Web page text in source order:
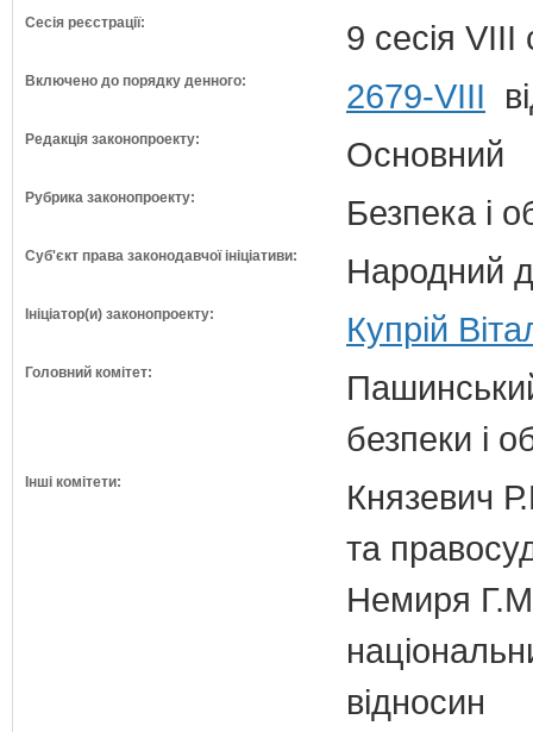
Сесія реєстрації: 9 сесія VIII
Включено до порядку денного: 2679-VIII
Редакція законопроекту: Основний
Рубрика законопроекту: Безпека і
Суб'єкт права законодавчої ініціативи: Народний
Ініціатор(и) законопроекту: Купрій
Головний комітет:
безпеки і
Інші комітети:
Князевич
та
Немиря
відносин